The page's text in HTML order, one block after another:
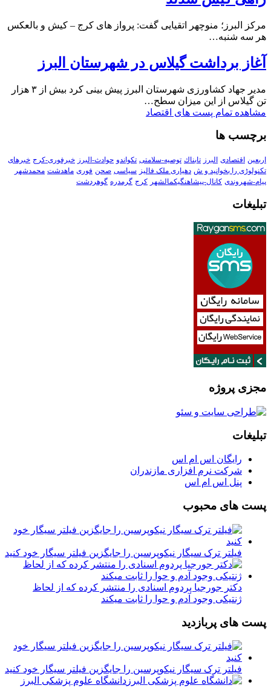
مرکز البرز؛ منوچهر اتقیایی گفت: پرواز های کرج – کیش و بالعکس
هر سه شنبه…
آغاز برداشت گیلاس در شهرستان البرز
مدیر جهاد کشاورزی شهرستان البرز پیش بینی کرد بیش از ۳ هزار
تن گیلاس از این میزان سطح…
مشاهده تمام پست های اقتصاد
برچسب ها
اربعین اقتصادی البرز تابناك توصیه-سلامتی تکواندو حوادث-البرز خبرفوری-کرج خبرهای
تکنولوڑی را بخوانید و ش دهیاری ملک فالیز سیاسی صحن فوری ماهدشت محمدشهر
پیام-شهروندی کانال-پیشاهنگیکمالشهر کرج گرمدره گوهردشت
تبلیغات
مجزی پروژه
تبلیغات
رایگان اس ام اس
شرکت نرم افزاری مازندران
پنل اس ام اس
پست های محبوب
فیلتر ترک سیگار نیکوپرسین را جایگزین فیلتر سیگار خود کنید
دکتر جورجیا پردوم اسنادی را منتشر کرده که از لحاظ
ژنتیکی وجود آدم و حوا را ثابت میکند
پست های پربازدید
فیلتر ترک سیگار نیکوپرسین را جایگزین فیلتر سیگار خود کنید
دانشگاه علوم پزشکی البرز